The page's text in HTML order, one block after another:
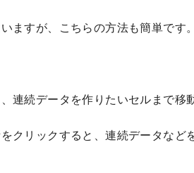
ますが、こちらの方法も簡単です。
連続データを作りたいセルまで移
クリックすると、連続データなど